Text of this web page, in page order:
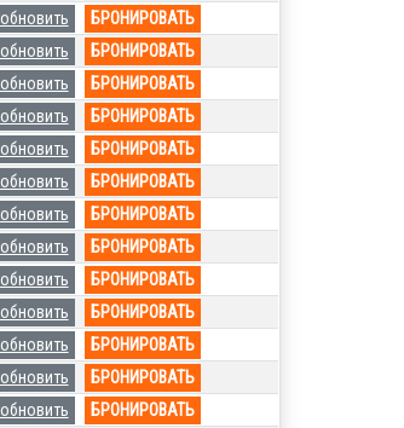
обновить БРОНИРОВАТЬ
обновить БРОНИРОВАТЬ
обновить БРОНИРОВАТЬ
обновить БРОНИРОВАТЬ
обновить БРОНИРОВАТЬ
обновить БРОНИРОВАТЬ
обновить БРОНИРОВАТЬ
обновить БРОНИРОВАТЬ
обновить БРОНИРОВАТЬ
обновить БРОНИРОВАТЬ
обновить БРОНИРОВАТЬ
обновить БРОНИРОВАТЬ
обновить БРОНИРОВАТЬ